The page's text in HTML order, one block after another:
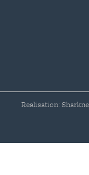
Realisation: